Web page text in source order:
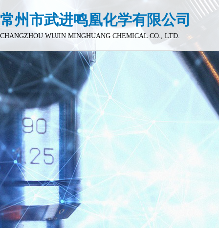
常州市武进鸣凰化学有限公司
CHANGZHOU WUJIN MINGHUANG CHEMICAL CO., LTD.